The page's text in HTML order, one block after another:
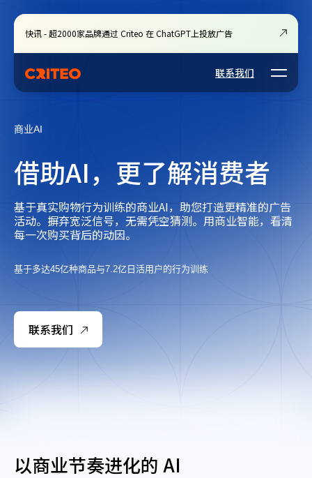
快讯 - 超2000家品牌通过 Criteo 在 ChatGPT上投放广告
联系我们 Open
商业AI
借助AI，更了解消费者
基于真实购物行为训练的商业AI，助您打造更精准的广告
活动。摒弃宽泛信号，无需凭空猜测。用商业智能，看清
每一次购买背后的动因。
基于多达45亿种商品与7.2亿日活用户的行为训练
联系我们
以商业节奏进化的 AI